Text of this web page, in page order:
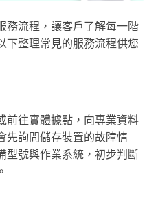
務流程，讓客戶了解每一階
下整理常見的服務流程供您
前往實體據點，向專業資料
先詢問儲存裝置的故障情
型號與作業系統，初步判斷